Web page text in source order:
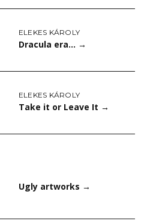
ELEKES KÁROLY
Dracula era… →
ELEKES KÁROLY
Take it or Leave It →
Ugly artworks →